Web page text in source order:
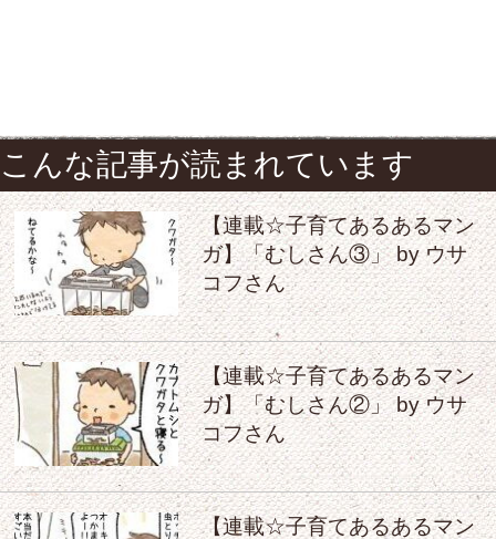
こんな記事が読まれています
【連載☆子育てあるあるマン
ガ】「むしさん③」 by ウサ
コフさん
【連載☆子育てあるあるマン
ガ】「むしさん②」 by ウサ
コフさん
【連載☆子育てあるあるマン